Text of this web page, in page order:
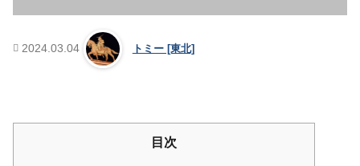
2024.03.04 トミー [東北]
目次